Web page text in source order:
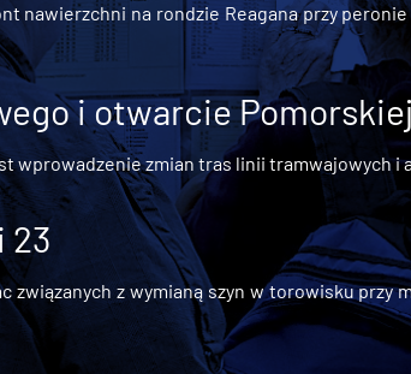
nawierzchni na rondzie Reagana przy
i otwarcie Pomorskiej
wprowadzenie zmian tras linii tramwajowych i
23
związanych z wymianą szyn w torowisku